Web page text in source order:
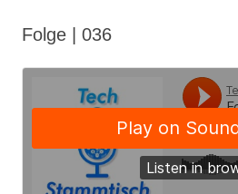
Folge | 036